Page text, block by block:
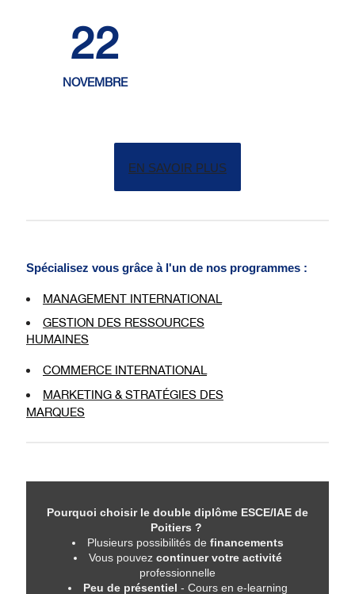
22
NOVEMBRE
EN SAVOIR PLUS
Spécialisez vous grâce à l'un de nos programmes :
MANAGEMENT INTERNATIONAL
GESTION DES RESSOURCES
HUMAINES
COMMERCE INTERNATIONAL
MARKETING & STRATÉGIES DES
MARQUES
Pourquoi choisir le double diplôme ESCE/IAE de
Poitiers ?
Plusieurs possibilités de financements
Vous pouvez continuer votre activité
professionnelle
Peu de présentiel - Cours en e-learning